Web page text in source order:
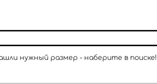
нужный размер - наберите в поиске!